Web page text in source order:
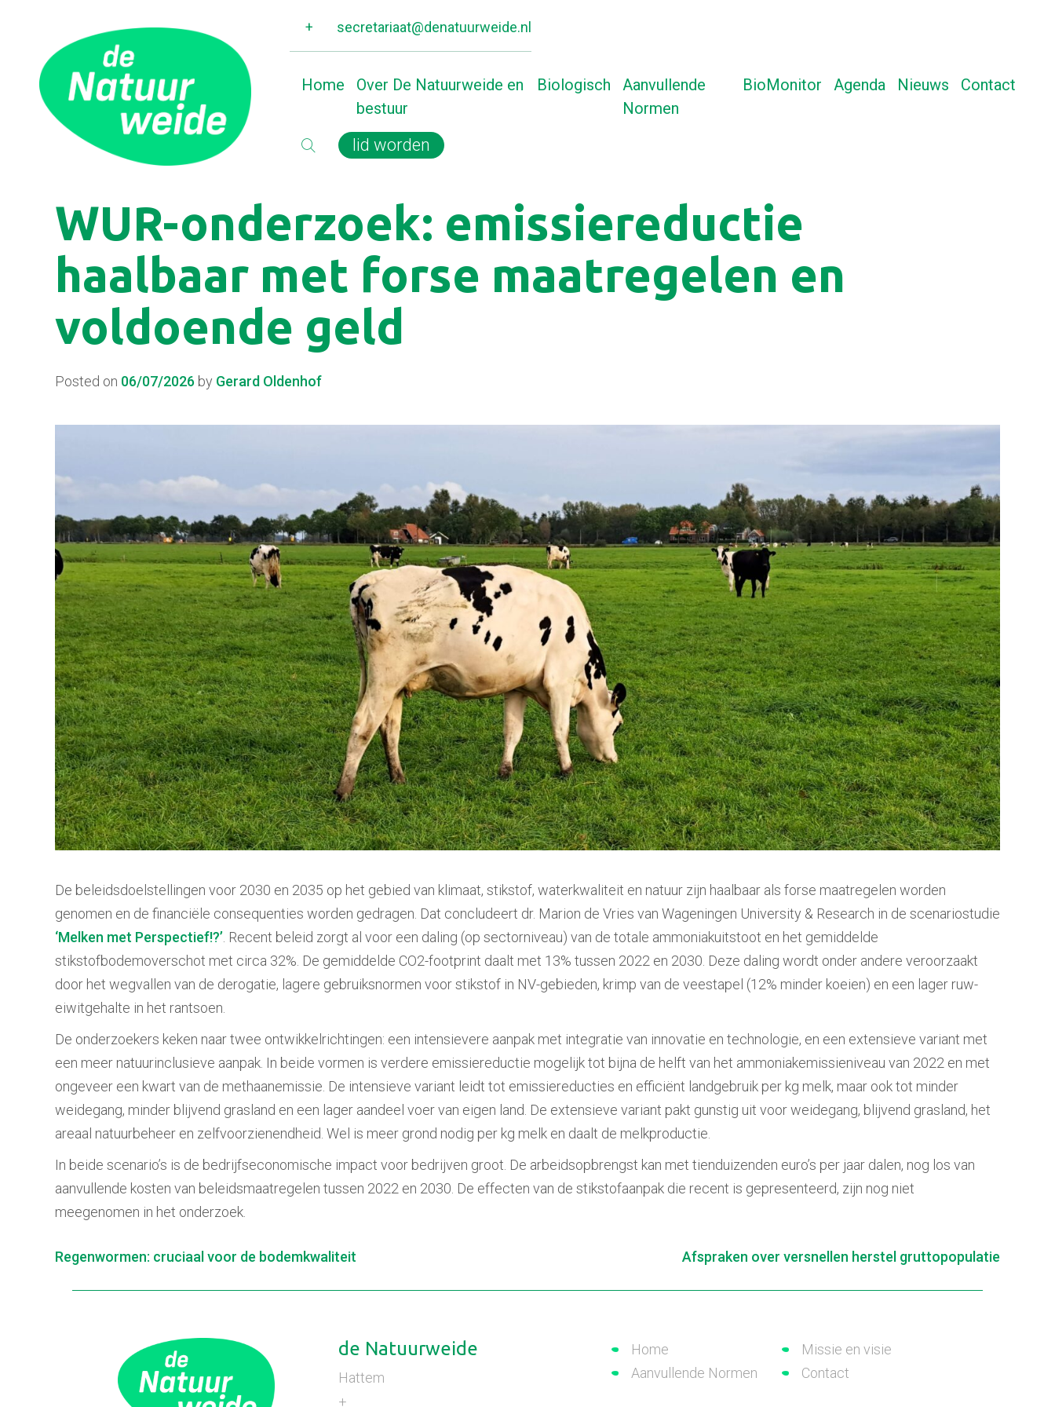
+ secretariaat@denatuurweide.nl
Home
Over De Natuurweide en
bestuur
Biologisch
Aanvullende
Normen
BioMonitor Agenda Nieuws Contact
lid worden Home
WUR-onderzoek: emissiereductie
haalbaar met forse maatregelen en
voldoende geld
Posted on 06/07/2026 by Gerard Oldenhof
De beleidsdoelstellingen voor 2030 en 2035 op het gebied van klimaat, stikstof, waterkwaliteit en natuur zijn haalbaar als forse maatregelen worden
genomen en de financiële consequenties worden gedragen. Dat concludeert dr. Marion de Vries van Wageningen University & Research in de scenariostudie
‘Melken met Perspectief!?’. Recent beleid zorgt al voor een daling (op sectorniveau) van de totale ammoniakuitstoot en het gemiddelde
stikstofbodemoverschot met circa 32%. De gemiddelde CO2-footprint daalt met 13% tussen 2022 en 2030. Deze daling wordt onder andere veroorzaakt
door het wegvallen van de derogatie, lagere gebruiksnormen voor stikstof in NV-gebieden, krimp van de veestapel (12% minder koeien) en een lager ruw-
eiwitgehalte in het rantsoen.
De onderzoekers keken naar twee ontwikkelrichtingen: een intensievere aanpak met integratie van innovatie en technologie, en een extensieve variant met
een meer natuurinclusieve aanpak. In beide vormen is verdere emissiereductie mogelijk tot bijna de helft van het ammoniakemissieniveau van 2022 en met
ongeveer een kwart van de methaanemissie. De intensieve variant leidt tot emissiereducties en efficiënt landgebruik per kg melk, maar ook tot minder
weidegang, minder blijvend grasland en een lager aandeel voer van eigen land. De extensieve variant pakt gunstig uit voor weidegang, blijvend grasland, het
areaal natuurbeheer en zelfvoorzienendheid. Wel is meer grond nodig per kg melk en daalt de melkproductie.
In beide scenario’s is de bedrijfseconomische impact voor bedrijven groot. De arbeidsopbrengst kan met tienduizenden euro’s per jaar dalen, nog los van
aanvullende kosten van beleidsmaatregelen tussen 2022 en 2030. De effecten van de stikstofaanpak die recent is gepresenteerd, zijn nog niet
meegenomen in het onderzoek.
Berichtnavigatie
Regenwormen: cruciaal voor de bodemkwaliteit Afspraken over versnellen herstel gruttopopulatie
de Natuurweide
Hattem
+
Home
Missie en visie
Aanvullende Normen
Contact